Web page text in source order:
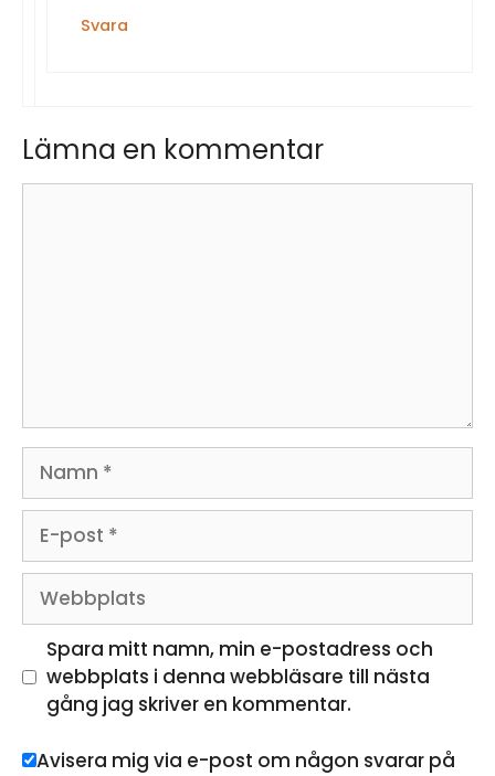
Svara
Lämna en kommentar
Namn
post
Webbplats
Spara mitt namn, min e-postadress och
webbplats i denna webbläsare till nästa
gång jag skriver en kommentar.
Avisera mig via e-post om någon svarar på